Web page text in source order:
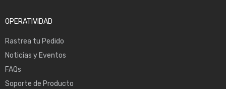
OPERATIVIDAD
Rastrea tu Pedido
Noticias y Eventos
FAQs
Soporte de Producto